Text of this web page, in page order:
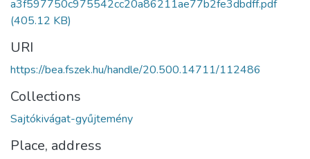
a3f597750c975542cc20a86211ae77b2fe3dbdff.pdf
(405.12 KB)
URI
https://bea.fszek.hu/handle/20.500.14711/112486
Collections
Sajtókivágat-gyűjtemény
Place, address